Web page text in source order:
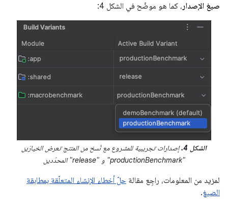
صيغ الإصدار ، كما هو موضّح في الشكل 4:
الشكل 4.
إصدارات تجريبية للمشروع مع نُسخ من المنتج تعرض الخيارَين
"productionBenchmark" و "release" المحدّدين
لمزيد من المعلومات، راجِع مقالة حلّ أخطاء الإنشاء المتعلّقة بمطابقة
الصيغ.